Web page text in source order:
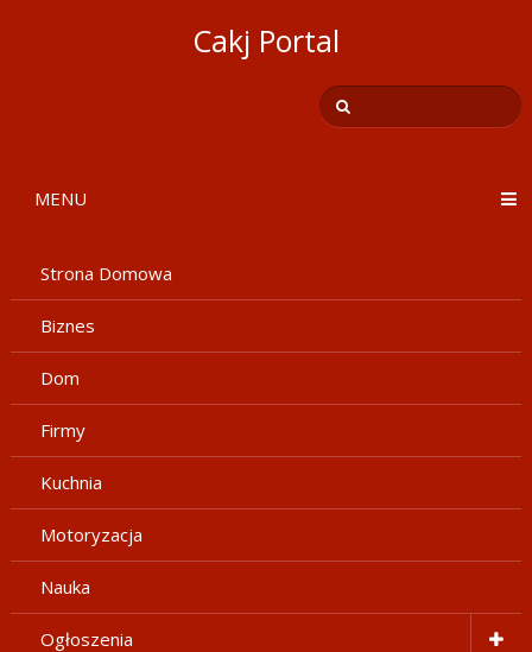
Cakj Portal
MENU
Strona Domowa
Biznes
Dom
Firmy
Kuchnia
Motoryzacja
Nauka
Ogłoszenia